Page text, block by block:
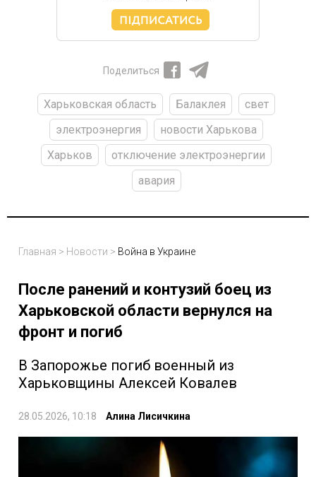
Поделиться
Харьковская область Балаклея
свет
электроэнергия
новости Харькова
Харьков
отключение электроэнергии
авария
Главная > Новости > Война в Украине
После ранений и контузий боец из
Харьковской области вернулся на
фронт и погиб
В Запорожье погиб военный из
Харьковщины Алексей Ковалев
28.05.2026, 10:18 Алина Лисичкина